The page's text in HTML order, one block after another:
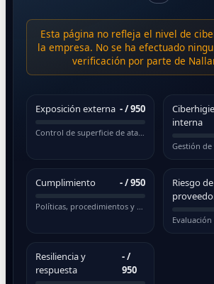
Esta página no refleja el nivel de
la empresa. No se ha efectuado
verificación por parte de
Exposición externa -/ 950
Control de superficie de ataque pública
interna
Cumplimiento -/ 950
Políticas, procedimientos y normativas
Riesgo de
Resiliencia y
respuesta
-/
950